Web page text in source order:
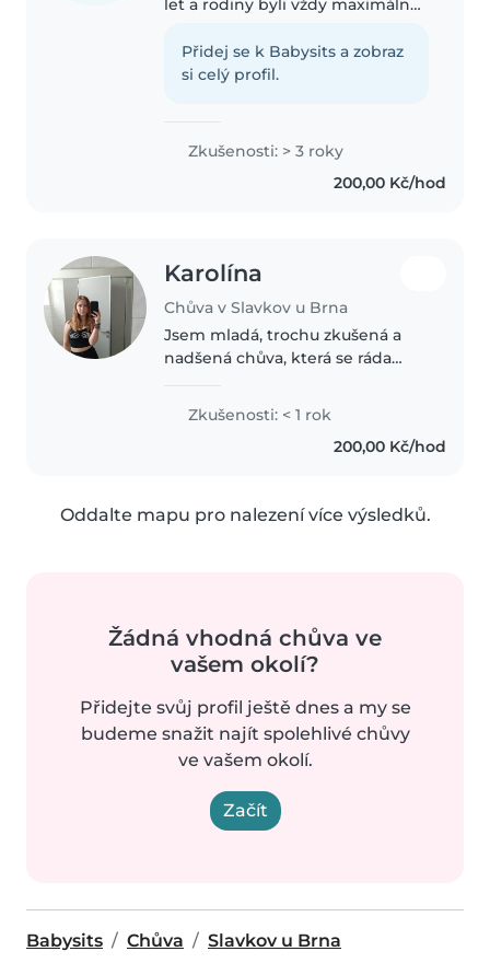
let a rodiny byli vždy maximálně
vymyslím nějaký program ať už
od tvoření po různé hry
Přidej se k Babysits a zobraz
si celý profil.
Zkušenosti: > 3 roky
200,00 Kč/hod
Karolína
Chůva v Slavkov u Brna
Jsem mladá, trochu zkušená a
nadšená chůva, která se ráda
školáky. Ačkoli nemám žádné
konkrétní zkušenosti s hlídáním
Zkušenosti: < 1 rok
200,00 Kč/hod
Oddalte mapu pro nalezení více výsledků.
Žádná vhodná chůva ve
vašem okolí?
Přidejte svůj profil ještě dnes a my se
budeme snažit najít spolehlivé chůvy
ve vašem okolí.
Začít
Babysits Chůva Slavkov u Brna